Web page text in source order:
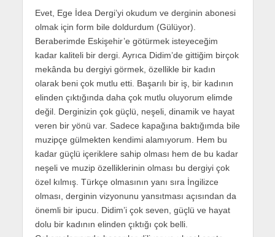
Evet, Ege İdea Dergi’yi okudum ve derginin abonesi
olmak için form bile doldurdum (Gülüyor).
Beraberimde Eskişehir’e götürmek isteyeceğim
kadar kaliteli bir dergi. Ayrıca Didim’de gittiğim birçok
mekânda bu dergiyi görmek, özellikle bir kadın
olarak beni çok mutlu etti. Başarılı bir iş, bir kadının
elinden çıktığında daha çok mutlu oluyorum elimde
değil. Derginizin çok güçlü, neşeli, dinamik ve hayat
veren bir yönü var. Sadece kapağına baktığımda bile
muzipçe gülmekten kendimi alamıyorum. Hem bu
kadar güçlü içeriklere sahip olması hem de bu kadar
neşeli ve muzip özelliklerinin olması bu dergiyi çok
özel kılmış. Türkçe olmasının yanı sıra İngilizce
olması, derginin vizyonunu yansıtması açısından da
önemli bir ipucu. Didim’i çok seven, güçlü ve hayat
dolu bir kadının elinden çıktığı çok belli.